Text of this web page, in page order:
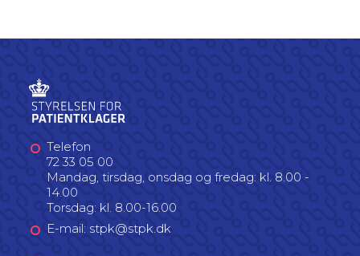
Telefon
72 33 05 00
Mandag, tirsdag, onsdag og fredag: kl. 8.00 -
14.00
Torsdag: kl. 8.00-16.00
E-mail: stpk@stpk.dk